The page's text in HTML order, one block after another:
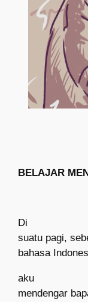
BELAJAR
Di
suatu pagi,
bahasa
aku
mendengar